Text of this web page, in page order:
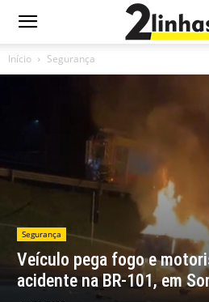
Início Segurança
Segurança
Veículo pega fogo e
acidente na BR-101, em